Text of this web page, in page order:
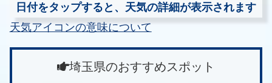
日付をタップすると、天気の詳細が表示されます
天気アイコンの意味について
埼玉県のおすすめスポット